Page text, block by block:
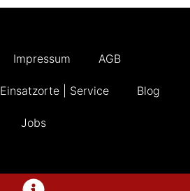
Impressum AGB
Einsatzorte | Service Blog
Jobs